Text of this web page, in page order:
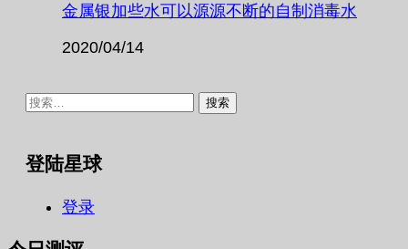
金属银加些水可以源源不断的自制消毒水
2020/04/14
搜
登陆星球
登录